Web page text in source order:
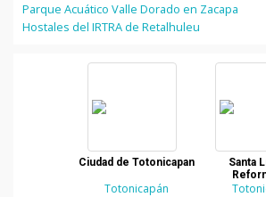
Parque Acuático Valle Dorado en Zacapa
Hostales del IRTRA de Retalhuleu
Ciudad de Totonicapan
Totonicapán
Santa